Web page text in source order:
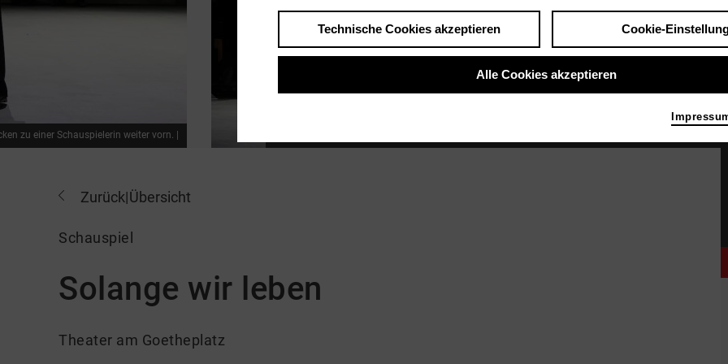
zu einer Schauspielerin weiter vorn. | Hinten auf der Bühne steht ein Bett. Sechs Menschen sind auf der Bühne. Alle sind dunkel gekleidet.
Zurück|Übersicht
Schauspiel
Solange wir leben
Theater am Goetheplatz
Technische Cookies akzeptieren Cookie-
Alle Cookies akzeptieren